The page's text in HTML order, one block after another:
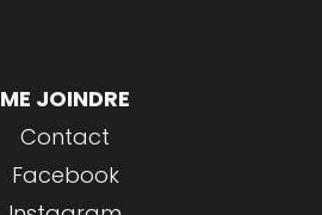
ME JOINDRE
Contact
Facebook